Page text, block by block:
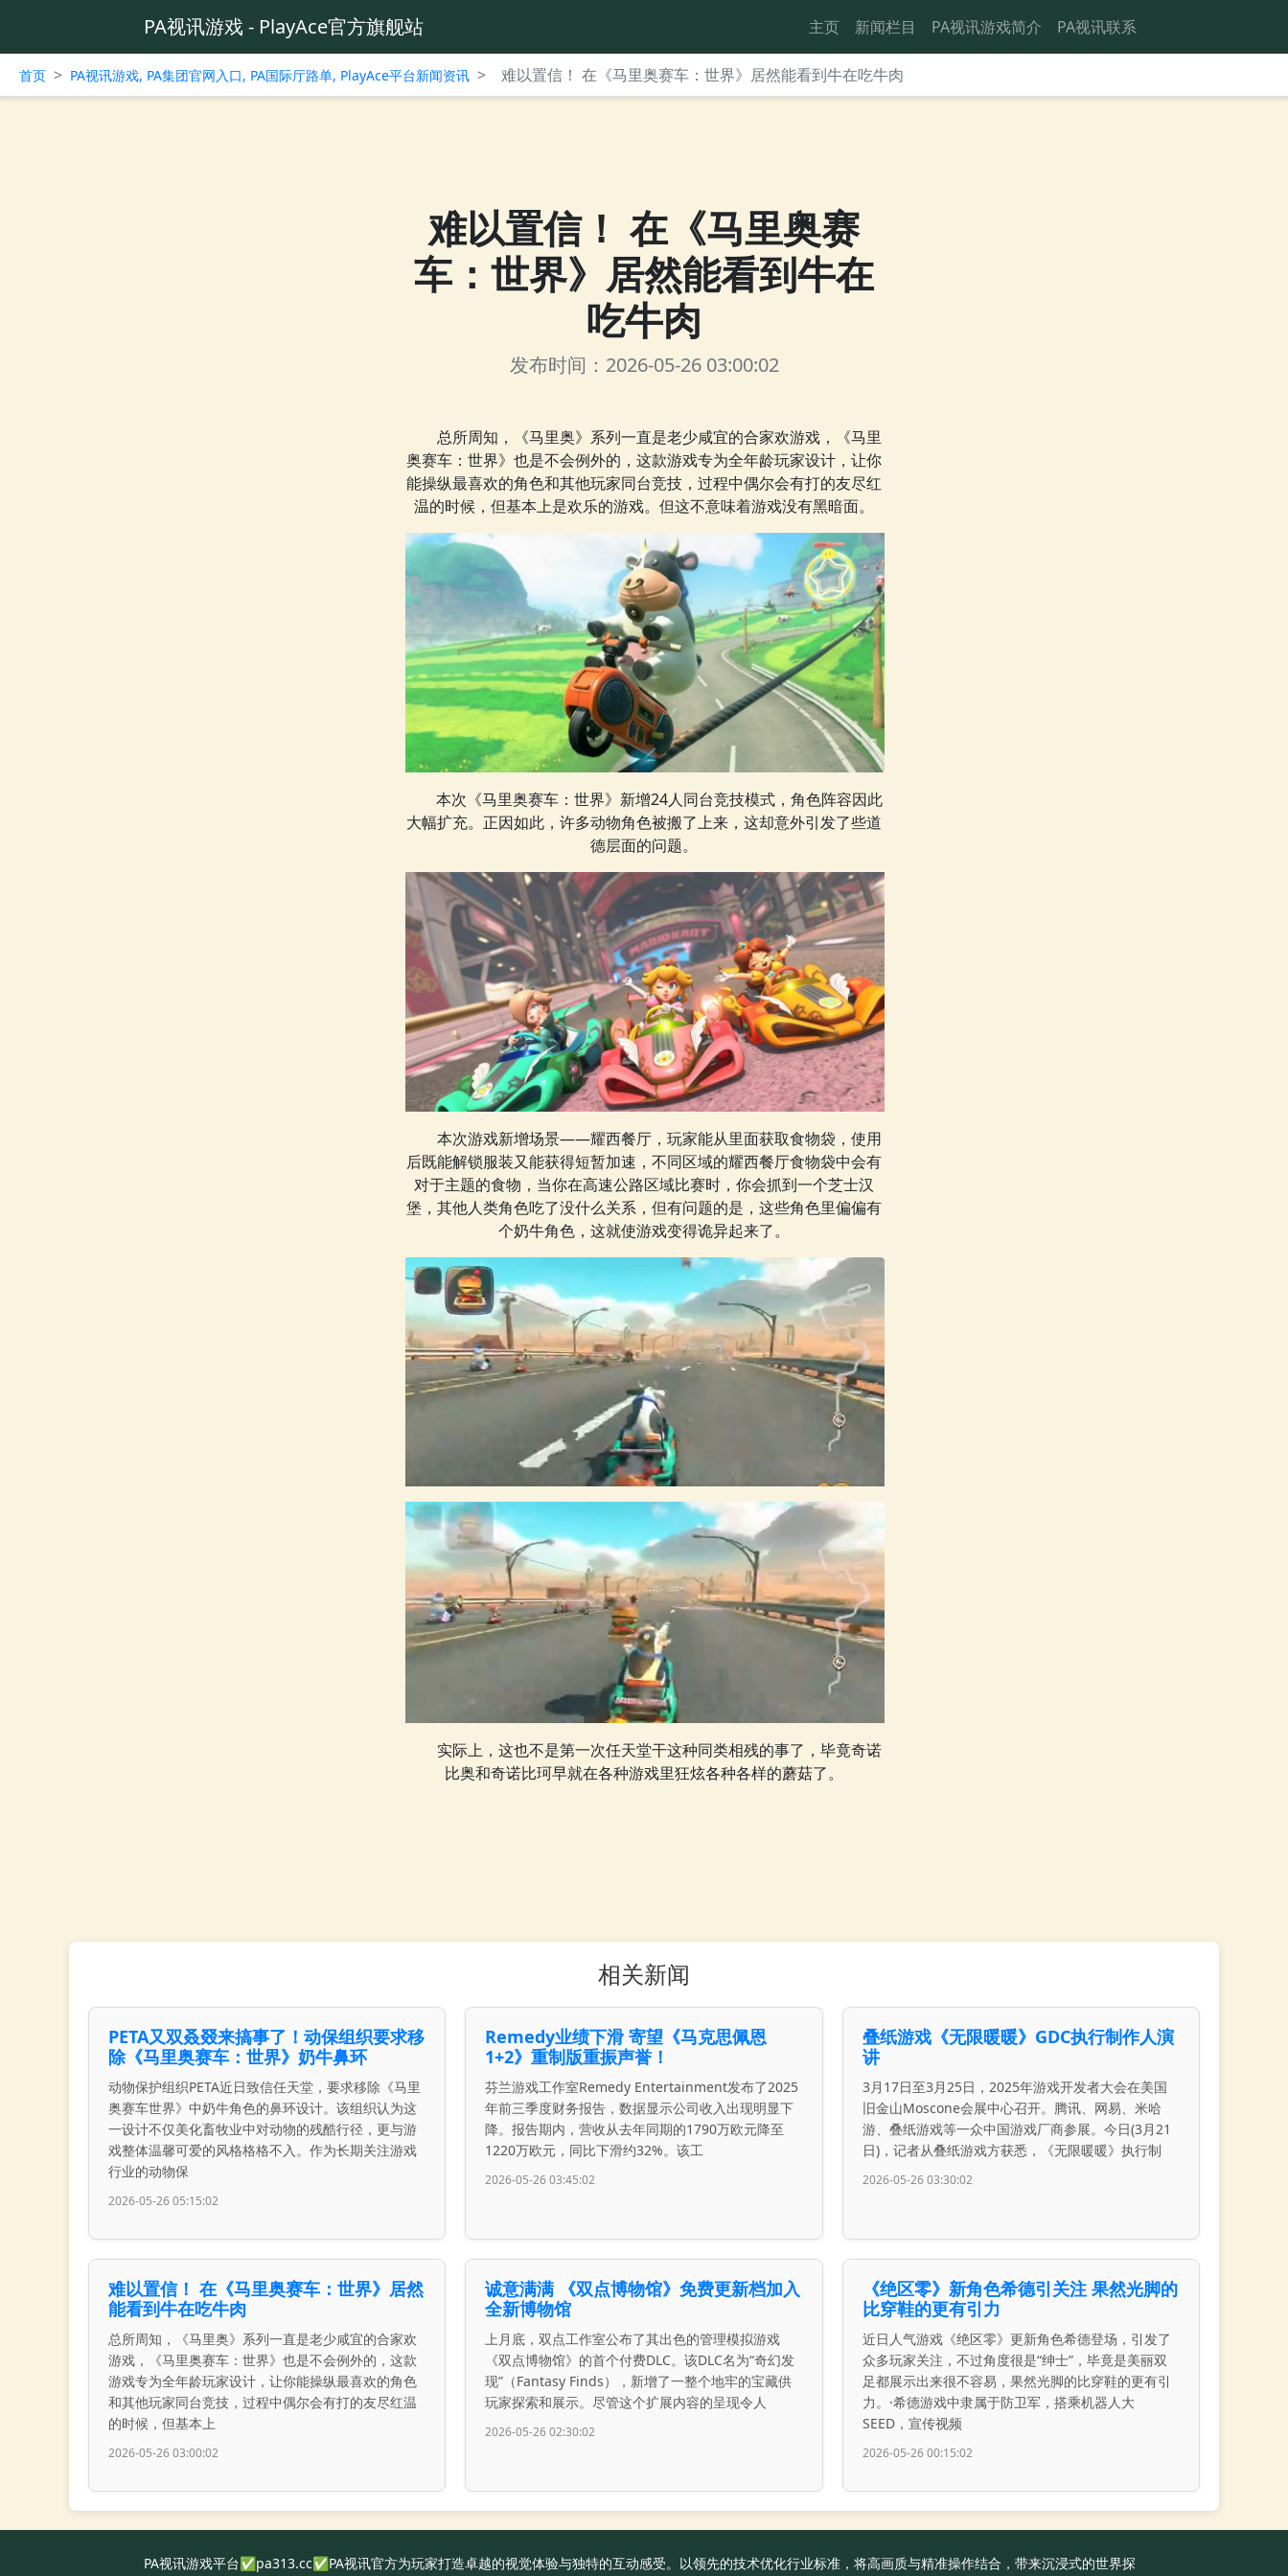
PA视讯游戏 - PlayAce官方旗舰站 主页 新闻栏目 PA视讯游戏简介 PA视讯联系
首页 > PA视讯游戏, PA集团官网入口, PA国际厅路单, PlayAce平台新闻资讯 > 难以置信！ 在《马里奥赛车：世界》居然能看到牛在吃牛肉
难以置信！ 在《马里奥赛
车：世界》居然能看到牛在
吃牛肉
发布时间：2026-05-26 03:00:02
总所周知，《马里奥》系列一直是老少咸宜的合家欢游戏，《马里
奥赛车：世界》也是不会例外的，这款游戏专为全年龄玩家设计，让你
能操纵最喜欢的角色和其他玩家同台竞技，过程中偶尔会有打的友尽红
温的时候，但基本上是欢乐的游戏。但这不意味着游戏没有黑暗面。
本次《马里奥赛车：世界》新增24人同台竞技模式，角色阵容因此
大幅扩充。正因如此，许多动物角色被搬了上来，这却意外引发了些道
德层面的问题。
本次游戏新增场景——耀西餐厅，玩家能从里面获取食物袋，使用
后既能解锁服装又能获得短暂加速，不同区域的耀西餐厅食物袋中会有
对于主题的食物，当你在高速公路区域比赛时，你会抓到一个芝士汉
堡，其他人类角色吃了没什么关系，但有问题的是，这些角色里偏偏有
个奶牛角色，这就使游戏变得诡异起来了。
实际上，这也不是第一次任天堂干这种同类相残的事了，毕竟奇诺
比奥和奇诺比珂早就在各种游戏里狂炫各种各样的蘑菇了。
相关新闻
PETA又双叒叕来搞事了！动保组织要求移
除《马里奥赛车：世界》奶牛鼻环
动物保护组织PETA近日致信任天堂，要求移除《马里
奥赛车世界》中奶牛角色的鼻环设计。该组织认为这
一设计不仅美化畜牧业中对动物的残酷行径，更与游
戏整体温馨可爱的风格格格不入。作为长期关注游戏
行业的动物保
2026-05-26 05:15:02
Remedy业绩下滑 寄望《马克思佩恩
1+2》重制版重振声誉！
芬兰游戏工作室Remedy Entertainment发布了2025
年前三季度财务报告，数据显示公司收入出现明显下
降。报告期内，营收从去年同期的1790万欧元降至
1220万欧元，同比下滑约32%。该工
2026-05-26 03:45:02
叠纸游戏《无限暖暖》GDC执行制作人演
讲
3月17日至3月25日，2025年游戏开发者大会在美国
旧金山Moscone会展中心召开。腾讯、网易、米哈
游、叠纸游戏等一众中国游戏厂商参展。今日(3月21
日)，记者从叠纸游戏方获悉，《无限暖暖》执行制
2026-05-26 03:30:02
难以置信！ 在《马里奥赛车：世界》居然
能看到牛在吃牛肉
总所周知，《马里奥》系列一直是老少咸宜的合家欢
游戏，《马里奥赛车：世界》也是不会例外的，这款
游戏专为全年龄玩家设计，让你能操纵最喜欢的角色
和其他玩家同台竞技，过程中偶尔会有打的友尽红温
的时候，但基本上
2026-05-26 03:00:02
诚意满满 《双点博物馆》免费更新档加入
全新博物馆
上月底，双点工作室公布了其出色的管理模拟游戏
《双点博物馆》的首个付费DLC。该DLC名为“奇幻发
现”（Fantasy Finds），新增了一整个地牢的宝藏供
玩家探索和展示。尽管这个扩展内容的呈现令人
2026-05-26 02:30:02
《绝区零》新角色希德引关注 果然光脚的
比穿鞋的更有引力
近日人气游戏《绝区零》更新角色希德登场，引发了
众多玩家关注，不过角度很是“绅士”，毕竟是美丽双
足都展示出来很不容易，果然光脚的比穿鞋的更有引
力。·希德游戏中隶属于防卫军，搭乘机器人大
SEED，宣传视频
2026-05-26 00:15:02
PA视讯游戏平台✅pa313.cc✅PA视讯官方为玩家打造卓越的视觉体验与独特的互动感受。以领先的技术优化行业标准，将高画质与精准操作结合，带来沉浸式的世界探